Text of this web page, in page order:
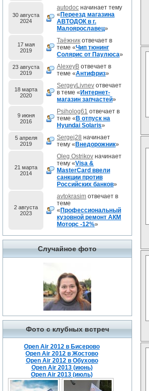
30 августа
2024
autodoc начинает тему
« Переезд магазина
АВТОДОК в г.
Малоярославец»
17 мая
2019
Таёжник отвечает в
теме «Чип тюнинг
Солярис от Паулюса»
23 августа
2019
AlexeyB отвечает в
теме «Антифриз»
18 марта
2020
SergeyLivnev отвечает
в теме « Интернет-
магазин запчастей»
9 июня
2016
Psiholog61 отвечает в
теме « В отпуск на
Hyundai Solaris»
5 апреля
2019
Sergej28 начинает
тему « Внедорожник»
21 марта
2014
Oleg Ostrikov начинает
тему «Visa &
MasterCard ввели
санкции против
Российских банков»
2 августа
2023
avtokrasim отвечает в
теме
« Профессиональный
кузовной ремонт АКМ
Моторс -12%»
Случайное фото
Фото с клубных встреч
Open Air 2012 в Бисерово
Open Air 2012 в Жостово
Open Air 2012 в Обухово
Open Air 2013 (июнь)
Open Air 2013 (июль)